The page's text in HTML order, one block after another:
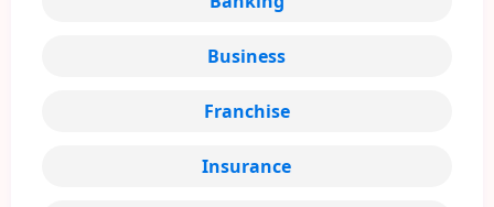
Business
Franchise
Insurance